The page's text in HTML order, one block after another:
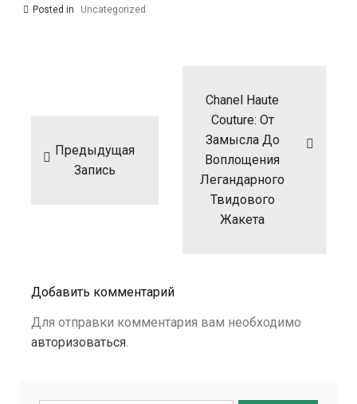
Posted in Uncategorized
Предыдущая
Запись
Chanel Haute
Couture: От
Замысла До
Воплощения
Легандарного
Твидового
Жакета
Добавить комментарий
Для отправки комментария вам необходимо
авторизоваться.